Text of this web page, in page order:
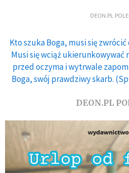
DEON.PL
Kto szuka Boga, musi się
Musi się wciąż ukierunkowywać
przed oczyma i wytrwale
Boga, swój prawdziwy skarb.
DEON.PL